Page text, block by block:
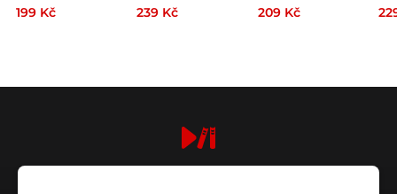
199 Kč 239 Kč 209 Kč